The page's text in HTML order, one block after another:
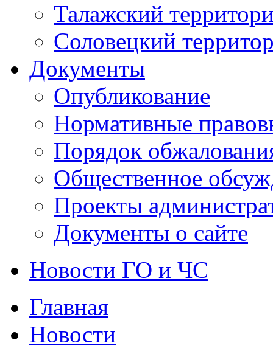
Талажский
Соловецкий
Документы
Опубликование
Нормативные
Порядок
Общественное
Проекты
Документы о сайте
Новости ГО и ЧС
Главная
Новости